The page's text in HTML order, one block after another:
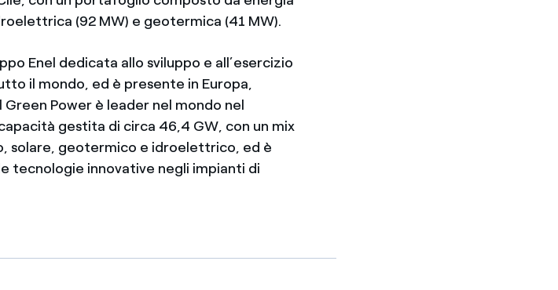
(92 MW) e geotermica (41 MW).
Enel dedicata allo sviluppo e all’esercizio
il mondo, ed è presente in Europa,
Power è leader nel mondo nel
gestita di circa 46,4 GW, con un mix
solare, geotermico e idroelettrico, ed è
tecnologie innovative negli impianti di